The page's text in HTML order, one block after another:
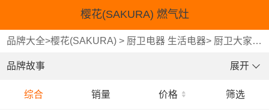
樱花(SAKURA) 燃气灶
品牌大全>樱花(SAKURA) > 厨卫电器 生活电器> 厨卫大家电
品牌故事 展开
综合 销量 价格 筛选